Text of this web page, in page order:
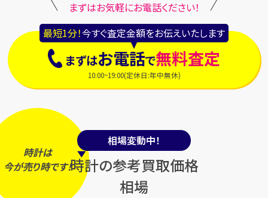
まずはお気軽にお電話ください！
最短1分！今すぐ査定金額をお伝えいたします
まずはお電話で無料査定
10:00~19:00(定休日:年中無休)
相場変動中！
時計の参考買取価格
相場
時計は
今が売り時です！